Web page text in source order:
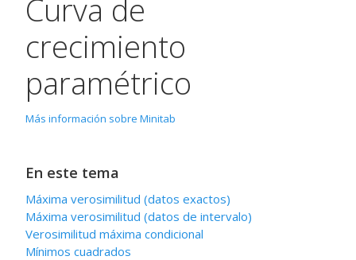
Curva de
crecimiento
paramétrico
Más información sobre Minitab
En este tema
Máxima verosimilitud (datos exactos)
Máxima verosimilitud (datos de intervalo)
Verosimilitud máxima condicional
Mínimos cuadrados